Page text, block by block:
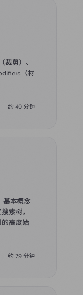
裁剪）、
（材
约 40分钟
基本概念
索树，
的高度始
约 29分钟